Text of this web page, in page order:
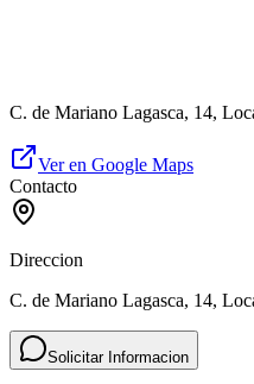
C. de Mariano Lagasca, 14,
Ver en Google Maps
Contacto
Direccion
C. de Mariano Lagasca, 14,
Solicitar Informacion